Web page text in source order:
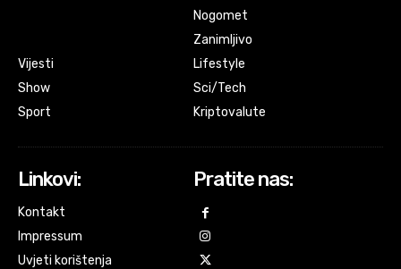
Vijesti
Show
Sport
Nogomet
Zanimljivo
Lifestyle
Sci/Tech
Kriptovalute
Linkovi:
Kontakt
Impressum
Uvjeti korištenja
Pratite nas: